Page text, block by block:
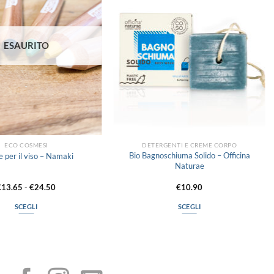
desideri
ESAURITO
ECO COSMESI
per il viso – Namaki
13.65 - €24.50Fascia
SCEGLI
varianti.
DETERGENTI E CREME CORPO
Bio Bagnoschiuma Solido – Officina
Naturae
€10.90
SCEGLI